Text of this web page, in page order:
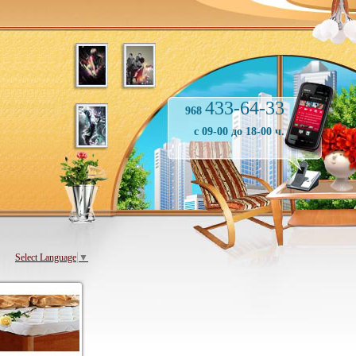
968 433-64-33
с 09-00 до 18-00 ч.
Select Language ▼